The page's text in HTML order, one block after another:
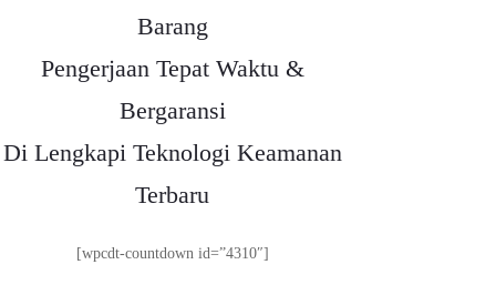
Barang
Pengerjaan Tepat Waktu &
Bergaransi
Di Lengkapi Teknologi Keamanan
Terbaru
[wpcdt-countdown id=”4310″]